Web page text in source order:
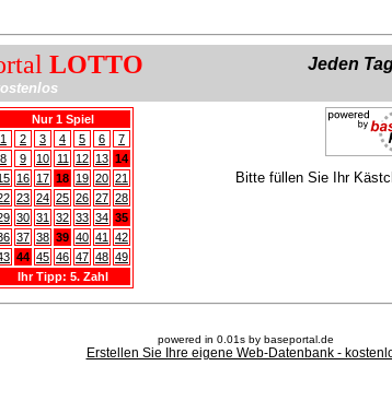
LOTTO Jeden
Nur 1 Spiel
1
2 3 4 5 6
7
8
9 10 11 12 13 14
16 17 18 19 20 21
23 24 25 26 27 28
30 31 32 33 34 35
37 38 39 40 41
42
44 45 46 47 48 49
Ihr Tipp: 5. Zahl
Bitte füllen Sie Ihr
powered in 0.01s by baseportal.de
Erstellen Sie Ihre eigene Web-Datenbank -